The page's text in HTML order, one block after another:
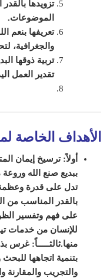
تزويدها
الموضوعات.
تعريفها بنعم
والجغرافية،
تربية ذوقها
تقدير العمل
الأهداف الخاصة
أولاً: ترسيخ إيمان
ببديع صنع الله
تدل على قدرة
بالقدر المناسب من
على فهم وتفسير
للإنسان من خدمات
منها.ثالثـــــاً: غرس
بتنمية اتجاهها
والتجريب والمقارنة